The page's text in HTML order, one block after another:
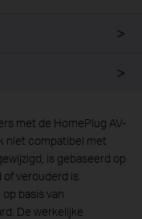
met de HomePlug AV-
niet compatibel met
is gebaseerd op
verouderd is.
basis van
De werkelijke